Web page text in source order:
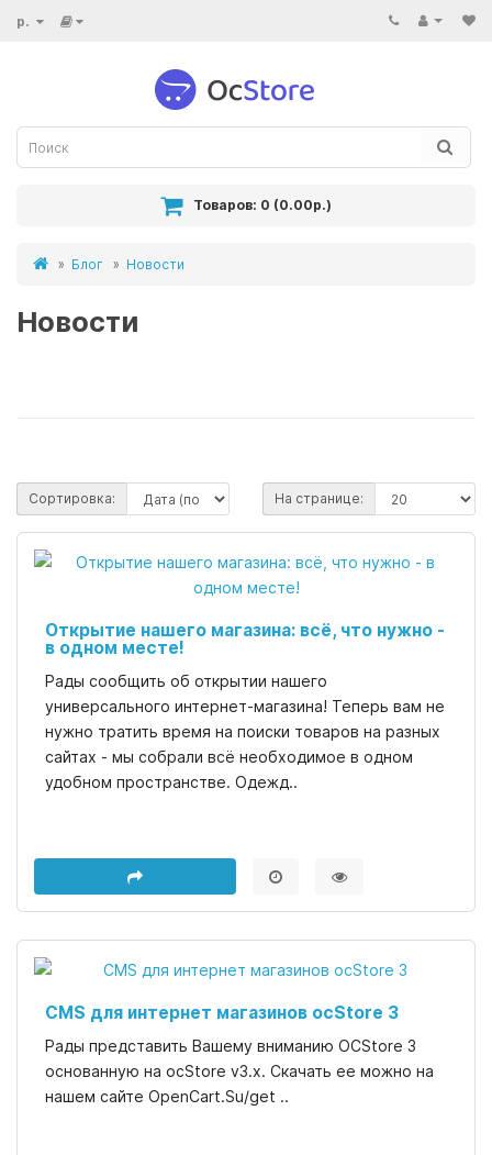
р.
Товаров: 0 (0.00р.)
Блог Новости
Новости
Сортировка: На странице:
Открытие нашего магазина: всё, что нужно -
в одном месте!
Рады сообщить об открытии нашего
универсального интернет-магазина! Теперь вам не
нужно тратить время на поиски товаров на разных
сайтах - мы собрали всё необходимое в одном
удобном пространстве. Одежд..
CMS для интернет магазинов ocStore 3
Рады представить Вашему вниманию OCStore 3
основанную на ocStore v3.x. Скачать ее можно на
нашем сайте OpenCart.Su/get ..